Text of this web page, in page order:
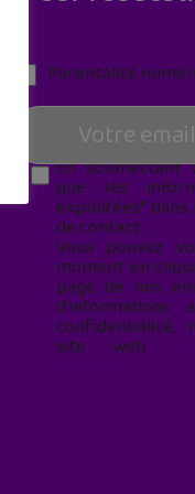
Parentalité
En soumettant
que les
exploitées*
de contact.
Vous pouvez
moment en
page de nos
confidentialité,
site web